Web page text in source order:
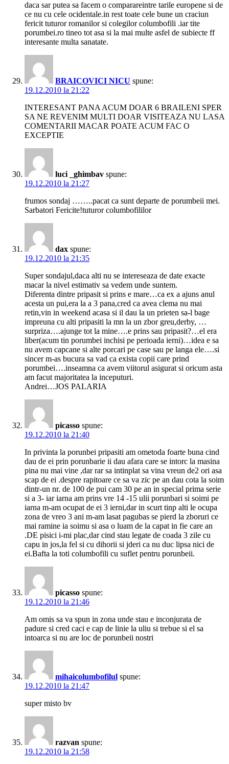
daca sar putea sa facem o comparareintre tarile europene si de
ce nu cu cele ocidentale.in rest toate cele bune un craciun
fericit tuturor romanilor si colegilor columbofili .iar tite
porumbei.ro tineo tot asa si la mai multe asfel de subiecte ff
interesante multa sanatate.
BRAICOVICI NICU spune:
19.12.2010 la 21:22
INTERESANT PANA ACUM DOAR 6 BRAILENI SPER
SA NE REVENIM MULTI DOAR VISITEAZA NU LASA
COMENTARII MACAR POATE ACUM FAC O
EXCEPTIE
luci _ghimbav spune:
19.12.2010 la 21:27
frumos sondaj ……..pacat ca sunt departe de porumbeii mei.
Sarbatori Fericite!tuturor columbofililor
dax spune:
19.12.2010 la 21:35
Super sondajul,daca alti nu se intereseaza de date exacte
macar la nivel estimativ sa vedem unde suntem.
Diferenta dintre pripasit si prins e mare…ca ex a ajuns anul
acesta un pui,era la a 3 pana,cred ca avea clema nu mai
retin,vin in weekend acasa si il dau la un prieten sa-l bage
impreuna cu alti pripasiti la mn la un zbor greu,derby, …
surpriza….ajunge tot la mine….e prins sau pripasit?…el era
liber(acum tin porumbei inchisi pe perioada ierni)…idea e sa
nu avem capcane si alte porcari pe case sau pe langa ele….si
sincer m-as bucura sa vad ca exista copii care prind
porumbei….inseamna ca avem viitorul asigurat si oricum asta
am facut majoritatea la inceputuri.
Andrei…JOS PALARIA
picasso spune:
19.12.2010 la 21:40
In privinta la porunbei pripasiti am ometoda foarte buna cind
dau de ei prin porunbarie ii dau afara care se intorc la masina
pina nu mai vine ,dar rar sa intinplat sa vina vreun de2 ori asa
scap de ei .despre rapitoare ce sa va zic pe an dau cota la soim
dintr-un nr. de 100 de pui cam 30 pe an in special prima serie
si a 3- iar iarna am prins vre 14 -15 ulii porunbari si soimi pe
iarna m-am ocupat de ei 3 ierni,dar in scurt tinp alti le ocupa
zona de vreo 3 ani m-am lasat pagubas se pierd la zboruri ce
mai ramine ia soimu si asa o luam de la capat in fie care an
.DE pisici i-mi plac,dar cind stau legate de coada 3 zile cu
capu in jos,la fel si cu dihorii si jderi ca nu duc lipsa nici de
ei.Bafta la toti columbofili cu suflet pentru porunbeii.
picasso spune:
19.12.2010 la 21:46
Am omis sa va spun in zona unde stau e inconjurata de
padure si cred caci e cap de linie la uliu si trebue si el sa
intoarca si nu are loc de porunbeii nostri
mihaicolumbofilul spune:
19.12.2010 la 21:47
super misto bv
razvan spune:
19.12.2010 la 21:58